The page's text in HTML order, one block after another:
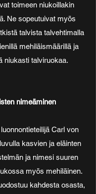
toimeen niukoillakin
Ne sopeutuivat myös
talvista talvehtimalla
mehiläismäärillä ja
niukasti talviruokaa.
nimeäminen
Carl von
kasvien ja eläinten
ja nimesi suuren
myös mehiläinen.
kahdesta osasta,